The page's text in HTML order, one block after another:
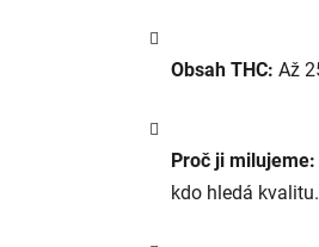
Obsah THC: Až
Proč ji milujeme:
kdo hledá kvalitu.